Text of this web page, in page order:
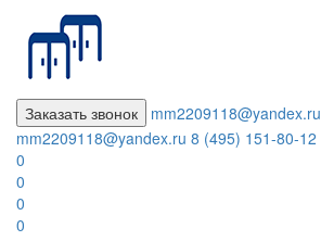
Заказать звонок
mm2209118@yandex.ru
mm2209118@yandex.ru 8 (495) 151-80-12
0
0
0
0